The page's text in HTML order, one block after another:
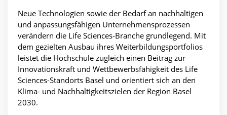
Neue Technologien sowie der Bedarf an nachhaltigen
und anpassungsfähigen Unternehmensprozessen
verändern die Life Sciences-Branche grundlegend. Mit
dem gezielten Ausbau ihres Weiterbildungsportfolios
leistet die Hochschule zugleich einen Beitrag zur
Innovationskraft und Wettbewerbsfähigkeit des Life
Sciences-Standorts Basel und orientiert sich an den
Klima- und Nachhaltigkeitszielen der Region Basel
2030.